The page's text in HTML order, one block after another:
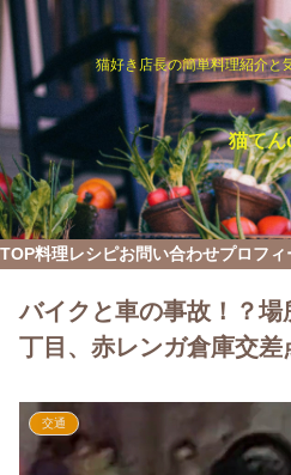
猫好き店長の簡単料理紹介と
猫てん
TOP料理レシピお問い合わせプロフィ
バイクと車の事故！？
丁目、赤レンガ倉庫交差
交通